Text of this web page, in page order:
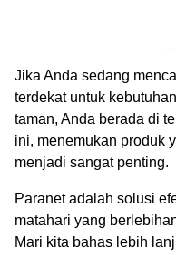
Jika Anda sedang
terdekat untuk
taman, Anda berada di
ini, menemukan produk
menjadi sangat penting.
Paranet adalah solusi
matahari yang
Mari kita bahas lebih